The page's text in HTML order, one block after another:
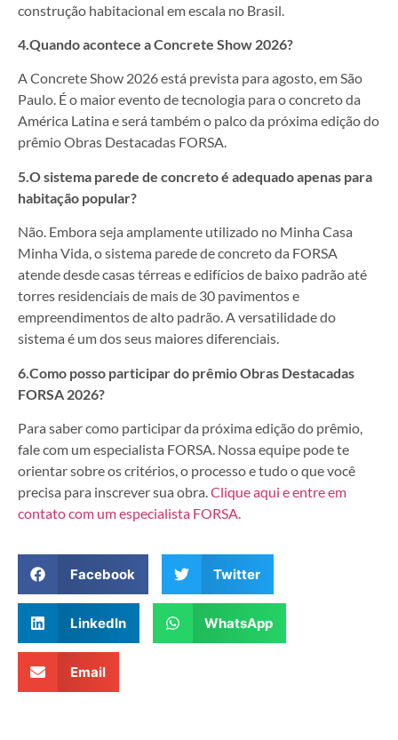
construção habitacional em escala no Brasil.
4.Quando acontece a Concrete Show 2026?
A Concrete Show 2026 está prevista para agosto, em São
Paulo. É o maior evento de tecnologia para o concreto da
América Latina e será também o palco da próxima edição do
prêmio Obras Destacadas FORSA.
5.O sistema parede de concreto é adequado apenas para
habitação popular?
Não. Embora seja amplamente utilizado no Minha Casa
Minha Vida, o sistema parede de concreto da FORSA
atende desde casas térreas e edifícios de baixo padrão até
torres residenciais de mais de 30 pavimentos e
empreendimentos de alto padrão. A versatilidade do
sistema é um dos seus maiores diferenciais.
6.Como posso participar do prêmio Obras Destacadas
FORSA 2026?
Para saber como participar da próxima edição do prêmio,
fale com um especialista FORSA. Nossa equipe pode te
orientar sobre os critérios, o processo e tudo o que você
precisa para inscrever sua obra.Clique aqui e entre em
contato com um especialista FORSA.
Facebook Twitter
LinkedIn WhatsApp
Email